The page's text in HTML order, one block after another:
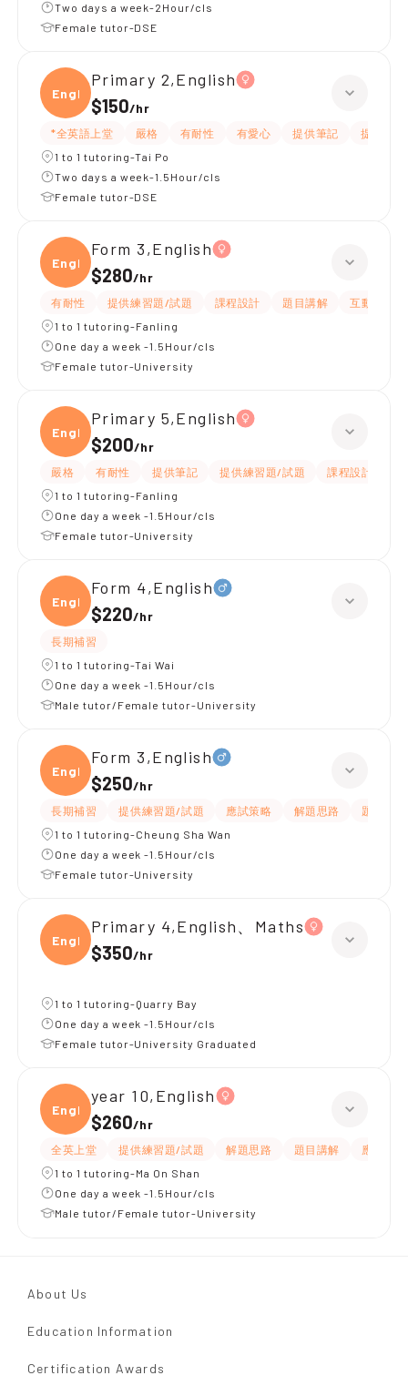
Two days a week-2Hour/cls
Female tutor-DSE
Engli
Primary 2,English
$150/hr
*全英語上堂 嚴格 有耐性 有愛心 提供筆記
提供練
1 to 1 tutoring-Tai Po
Two days a week-1.5Hour/cls
Female tutor-DSE
Engli
Form 3,English
$280/hr
有耐性 提供練習題/試題 課程設計 題目講解
互動教學
1 to 1 tutoring-Fanling
One day a week -1.5Hour/cls
Female tutor-University
Engli
Primary 5,English
$200/hr
嚴格 有耐性 提供筆記 提供練習題/試題 課程設計
1 to 1 tutoring-Fanling
One day a week -1.5Hour/cls
Female tutor-University
Engli
Form 4,English
$220/hr
長期補習
1 to 1 tutoring-Tai Wai
One day a week -1.5Hour/cls
Male tutor/Female tutor-University
Engli
Form 3,English
$250/hr
長期補習 提供練習題/試題 應試策略 解題思路
題目講解
1 to 1 tutoring-Cheung Sha Wan
One day a week -1.5Hour/cls
Female tutor-University
Engli
Primary 4,English、Maths
$350/hr
1 to 1 tutoring-Quarry Bay
One day a week -1.5Hour/cls
Female tutor-University Graduated
Engli
year 10,English
$260/hr
全英上堂 提供練習題/試題 解題思路 題目講解
應試策略
1 to 1 tutoring-Ma On Shan
One day a week -1.5Hour/cls
Male tutor/Female tutor-University
About Us
Education Information
Certification Awards